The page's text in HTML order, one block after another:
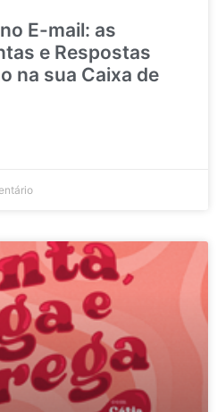
E-mail: as
e Respostas
na sua Caixa de